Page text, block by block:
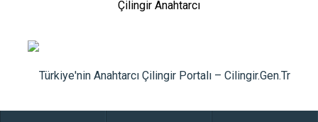
Çilingir Anahtarcı